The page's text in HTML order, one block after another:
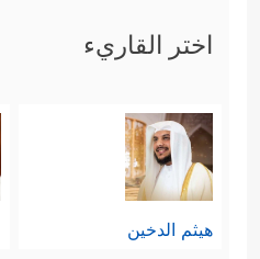
اختر القاريء
هيثم الدخين